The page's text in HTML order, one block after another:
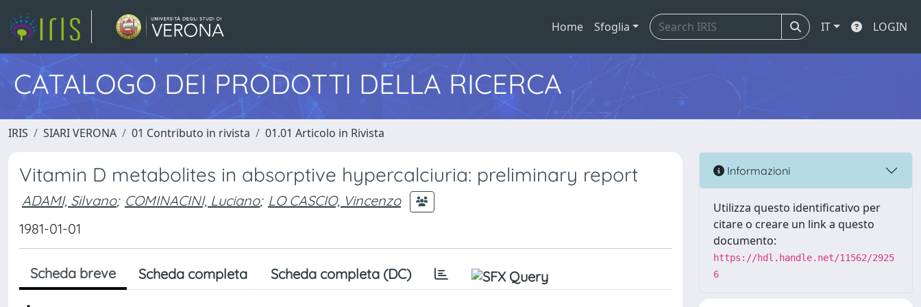
Home Sfoglia IT LOGIN
CATALOGO DEI PRODOTTI DELLA RICERCA
IRIS SIARI VERONA 01 Contributo in rivista 01.01 Articolo in Rivista
Vitamin D metabolites in absorptive hypercalciuria: preliminary report
ADAMI, Silvano; COMINACINI, Luciano; LO CASCIO, Vincenzo
1981-01-01
Scheda breve Scheda completa Scheda completa (DC)
Informazioni
Utilizza questo identificativo per
citare o creare un link a questo
documento:
https://hdl.handle.net/11562/2925
6